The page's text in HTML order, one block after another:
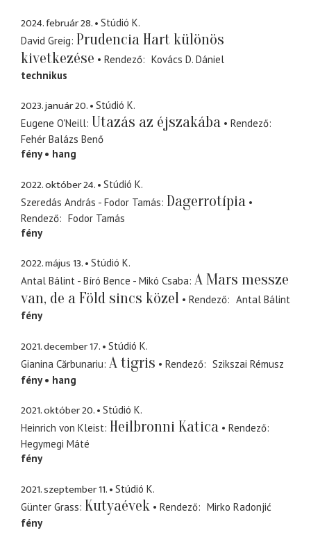
2024. február 28.
Stúdió K.
David Greig Prudencia Hart különös
kivetkezése
Rendező
Kovács D. Dániel
technikus
2023. január 20.
Stúdió K.
Eugene O'Neill Utazás az éjszakába
Rendező
Fehér Balázs Benő
fény
hang
2022. október 24.
Stúdió K.
Szeredás András - Fodor Tamás Dagerrotípia
Rendező
Fodor Tamás
fény
2022. május 13.
Stúdió K.
Antal Bálint - Bíró Bence - Mikó Csaba A Mars messze
van, de a Föld sincs közel
Rendező
Antal Bálint
fény
2021. december 17.
Stúdió K.
Gianina Cărbunariu A tigris Rendező
Szikszai Rémusz
fény
hang
2021. október 20.
Stúdió K.
Heinrich von Kleist Heilbronni Katica
Rendező
Hegymegi Máté
fény
2021. szeptember 11.
Stúdió K.
Günter Grass Kutyaévek Rendező
Mirko Radonjić
fény